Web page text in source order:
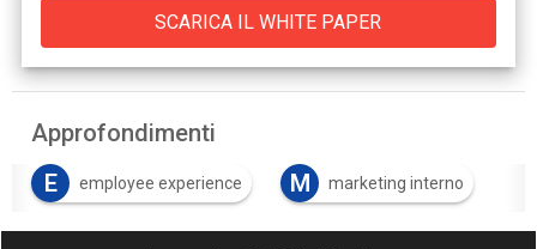
Approfondimenti
E
employee experience M marketing interno